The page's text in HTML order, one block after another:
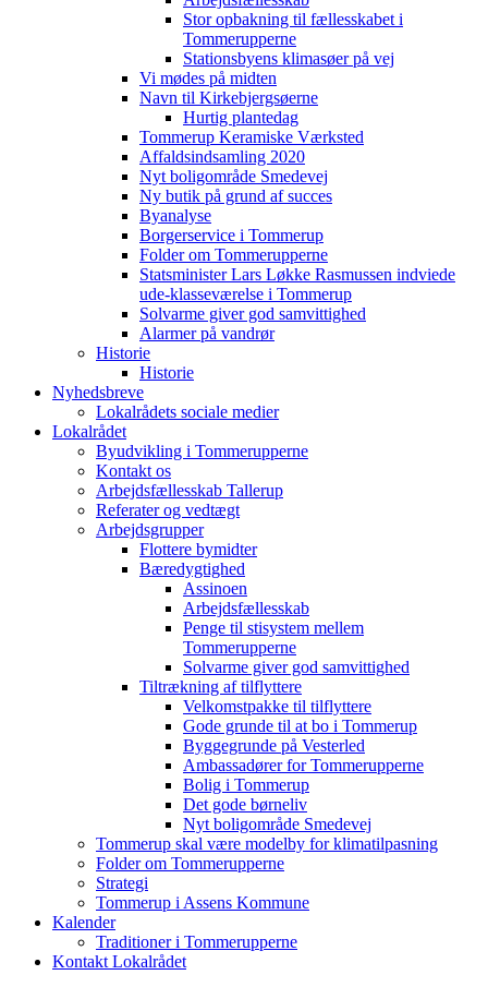
Stor opbakning til fællesskabet i
Tommerupperne
Stationsbyens klimasøer på vej
Vi mødes på midten
Navn til Kirkebjergsøerne
Hurtig plantedag
Tommerup Keramiske Værksted
Affaldsindsamling 2020
Nyt boligområde Smedevej
Ny butik på grund af succes
Byanalyse
Borgerservice i Tommerup
Folder om Tommerupperne
Statsminister Lars Løkke Rasmussen indviede
ude-klasseværelse i Tommerup
Solvarme giver god samvittighed
Alarmer på vandrør
Historie
Historie
Nyhedsbreve
Lokalrådets sociale medier
Lokalrådet
Byudvikling i Tommerupperne
Kontakt os
Arbejdsfællesskab Tallerup
Referater og vedtægt
Arbejdsgrupper
Flottere bymidter
Bæredygtighed
Assinoen
Arbejdsfællesskab
Penge til stisystem mellem
Tommerupperne
Solvarme giver god samvittighed
Tiltrækning af tilflyttere
Velkomstpakke til tilflyttere
Gode grunde til at bo i Tommerup
Byggegrunde på Vesterled
Ambassadører for Tommerupperne
Bolig i Tommerup
Det gode børneliv
Nyt boligområde Smedevej
Tommerup skal være modelby for klimatilpasning
Folder om Tommerupperne
Strategi
Tommerup i Assens Kommune
Kalender
Traditioner i Tommerupperne
Kontakt Lokalrådet